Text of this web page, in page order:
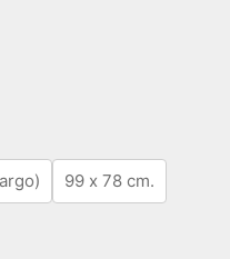
99 x 78 cm.